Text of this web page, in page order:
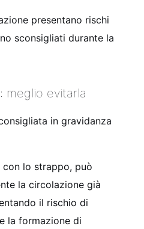
presentano rischi
sconsigliati durante la
meglio evitarla
in gravidanza
lo strappo, può
la circolazione già
il rischio di
la formazione di